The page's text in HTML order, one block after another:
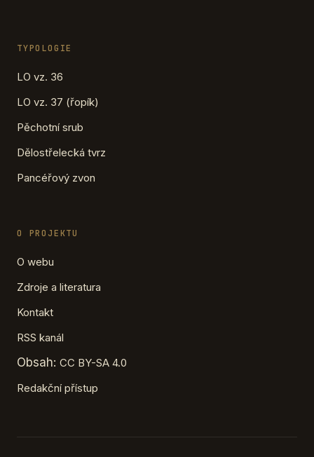
TYPOLOGIE
LO vz. 36
LO vz. 37 (řopík)
Pěchotní srub
Dělostřelecká tvrz
Pancéřový zvon
O PROJEKTU
O webu
Zdroje a literatura
Kontakt
RSS kanál
Obsah: CC BY-SA 4.0
Redakční přístup